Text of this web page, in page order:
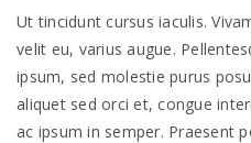
Ut tincidunt cursus iaculis.
velit eu, varius augue.
ipsum, sed molestie purus
aliquet sed orci et, congue
ac ipsum in semper. Praesent